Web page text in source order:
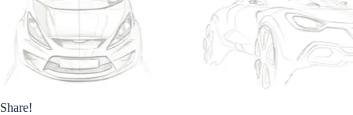
Share!